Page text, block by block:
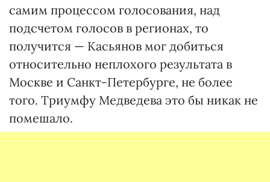
самим процессом голосования, над
подсчетом голосов в регионах, то
получится — Касьянов мог добиться
относительно неплохого результата в
Москве и Санкт-Петербурге, не более
того. Триумфу Медведева это бы никак не
помешало.